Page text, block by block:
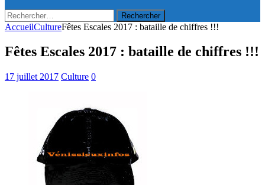
Rechercher :
AccueilCultureFêtes Escales 2017 : bataille de chiffres !!!
Fêtes Escales 2017 : bataille de chiffres !!!
17 juillet 2017 Culture 0